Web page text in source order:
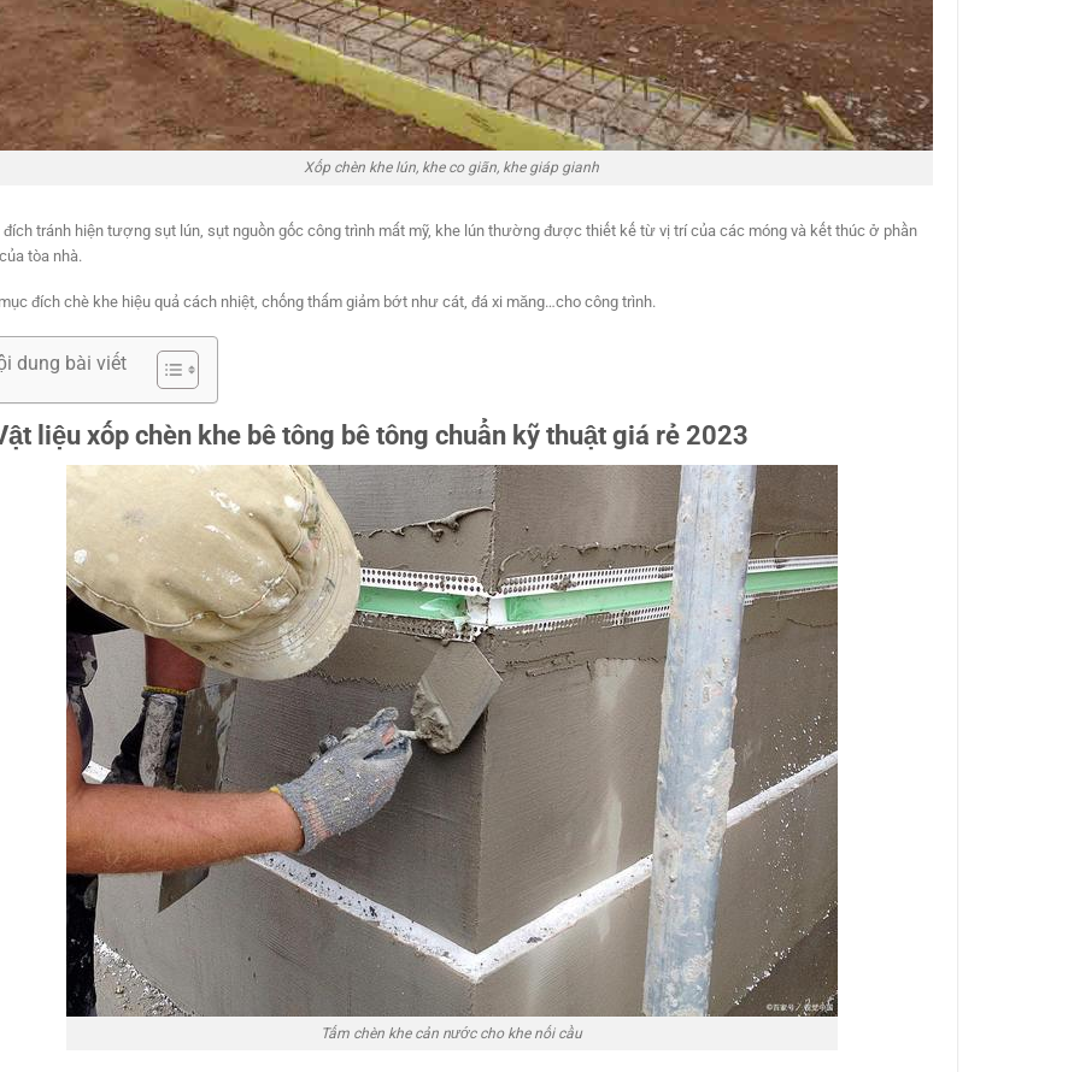
Xốp chèn khe lún, khe co giãn, khe giáp gianh
đích tránh hiện tượng sụt lún, sụt nguồn gốc công trình mất mỹ, khe lún thường được thiết kế từ vị trí của các móng và kết thúc ở phần
tòa nhà.
đích chè khe hiệu quả cách nhiệt, chống thấm giảm bớt như cát, đá xi măng…cho công trình.
dung bài viết
liệu xốp chèn khe bê tông bê tông chuẩn kỹ thuật giá rẻ 2023
Tấm chèn khe cản nước cho khe nối cầu